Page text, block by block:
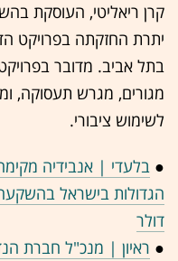
קרן ריאליטי, העוסקת
בתל אביב. מדובר
מגורים, מגרש תעסוקה,
לשימוש ציבורי.
● בלעדי | אנבידיה
הגדולות בישראל
דולר
● ראיון | מנכ"ל חברת